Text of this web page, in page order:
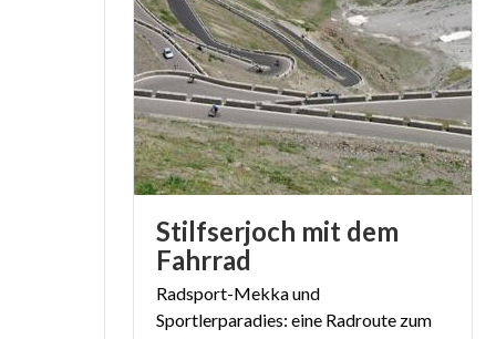
Stilfserjoch mit dem
Fahrrad
Radsport-Mekka und
Sportlerparadies: eine Radroute zum